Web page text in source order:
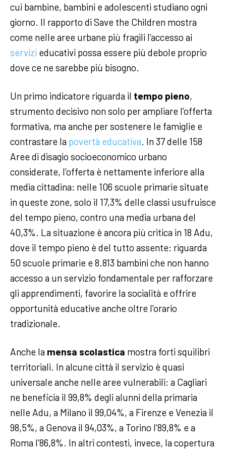
cui bambine, bambini e adolescenti studiano ogni
giorno. Il rapporto di Save the Children mostra
come nelle aree urbane più fragili l’accesso ai
servizi educativi possa essere più debole proprio
dove ce ne sarebbe più bisogno.
Un primo indicatore riguarda il tempo pieno,
strumento decisivo non solo per ampliare l’offerta
formativa, ma anche per sostenere le famiglie e
contrastare la povertà educativa. In 37 delle 158
Aree di disagio socioeconomico urbano
considerate, l’offerta è nettamente inferiore alla
media cittadina: nelle 106 scuole primarie situate
in queste zone, solo il 17,3% delle classi usufruisce
del tempo pieno, contro una media urbana del
40,3%. La situazione è ancora più critica in 18 Adu,
dove il tempo pieno è del tutto assente: riguarda
50 scuole primarie e 8.813 bambini che non hanno
accesso a un servizio fondamentale per rafforzare
gli apprendimenti, favorire la socialità e offrire
opportunità educative anche oltre l’orario
tradizionale.
Anche la mensa scolastica mostra forti squilibri
territoriali. In alcune città il servizio è quasi
universale anche nelle aree vulnerabili: a Cagliari
ne beneficia il 99,8% degli alunni della primaria
nelle Adu, a Milano il 99,04%, a Firenze e Venezia il
98,5%, a Genova il 94,03%, a Torino l’89,8% e a
Roma l’86,8%. In altri contesti, invece, la copertura